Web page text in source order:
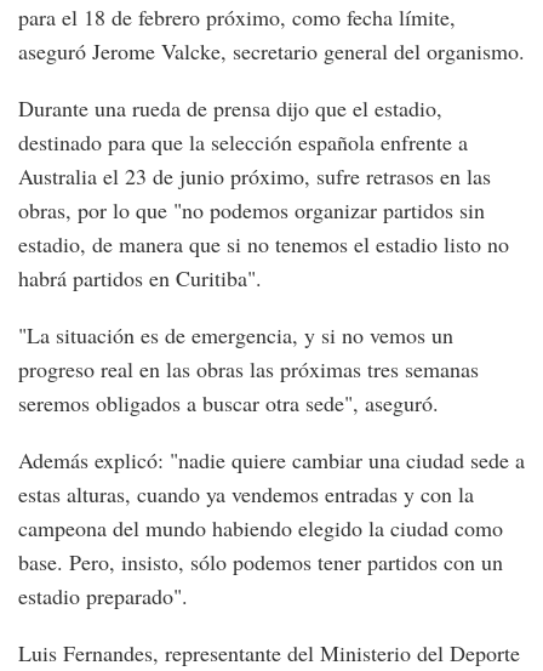
para el 18 de febrero próximo, como fecha límite,
aseguró Jerome Valcke, secretario general del organismo.
Durante una rueda de prensa dijo que el estadio,
destinado para que la selección española enfrente a
Australia el 23 de junio próximo, sufre retrasos en las
obras, por lo que "no podemos organizar partidos sin
estadio, de manera que si no tenemos el estadio listo no
habrá partidos en Curitiba".
"La situación es de emergencia, y si no vemos un
progreso real en las obras las próximas tres semanas
seremos obligados a buscar otra sede", aseguró.
Además explicó: "nadie quiere cambiar una ciudad sede a
estas alturas, cuando ya vendemos entradas y con la
campeona del mundo habiendo elegido la ciudad como
base. Pero, insisto, sólo podemos tener partidos con un
estadio preparado".
Luis Fernandes, representante del Ministerio del Deporte